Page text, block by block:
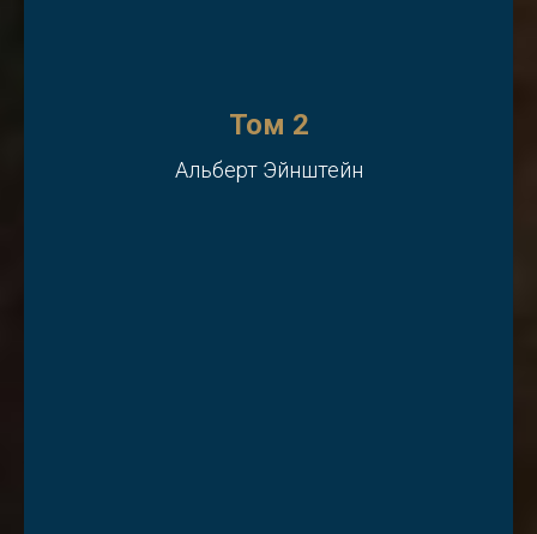
Том 2
Альберт Эйнштейн